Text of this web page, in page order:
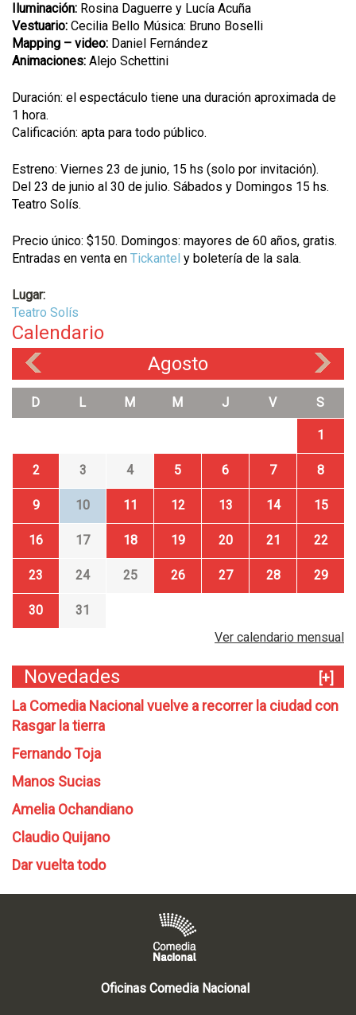
Iluminación: Rosina Daguerre y Lucía Acuña
Vestuario: Cecilia Bello Música: Bruno Boselli
Mapping – video: Daniel Fernández
Animaciones: Alejo Schettini
Duración: el espectáculo tiene una duración aproximada de
1 hora.
Calificación: apta para todo público.
Estreno: Viernes 23 de junio, 15 hs (solo por invitación).
Del 23 de junio al 30 de julio. Sábados y Domingos 15 hs.
Teatro Solís.
Precio único: $150. Domingos: mayores de 60 años, gratis.
Entradas en venta en Tickantel y boletería de la sala.
Lugar:
Teatro Solís
Calendario
Agosto
D L M M J V S
1
2 3 4 5 6 7 8
9 10 11 12 13 14 15
16 17 18 19 20 21 22
23 24 25 26 27 28 29
30
31
Ver calendario mensual
Novedades
[+]
La Comedia Nacional vuelve a recorrer la ciudad con
Rasgar la tierra
Fernando Toja
Manos Sucias
Amelia Ochandiano
Claudio Quijano
Dar vuelta todo
Oficinas Comedia Nacional